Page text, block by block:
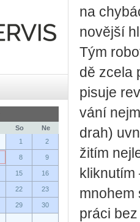
So
Ne
1
2
8 9
15 16
22 23
29 30
na
no­věj­ší
Tým
dě zcela
pi­su­je
vá­ní
drah)
ži­tím
mno­hem
práci